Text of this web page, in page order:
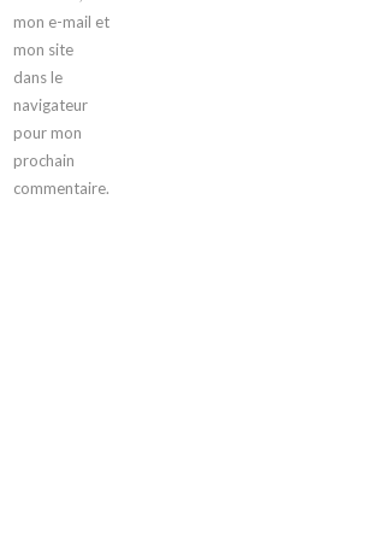
mon e-mail et
mon site
dans le
navigateur
pour mon
prochain
commentaire.